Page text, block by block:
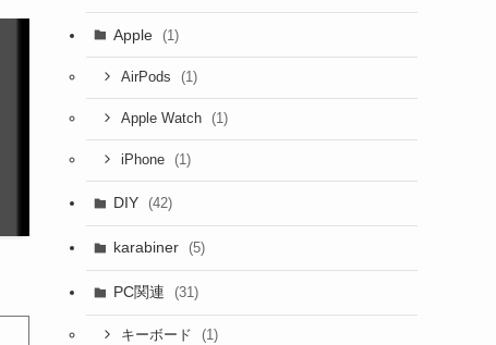
Apple (1)
AirPods (1)
Apple Watch (1)
iPhone (1)
DIY (42)
karabiner (5)
PC関連 (31)
キーボード (1)